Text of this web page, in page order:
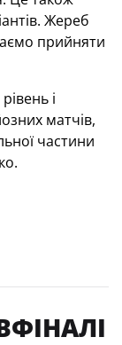
Жереб
прийняти
і
матчів,
частини